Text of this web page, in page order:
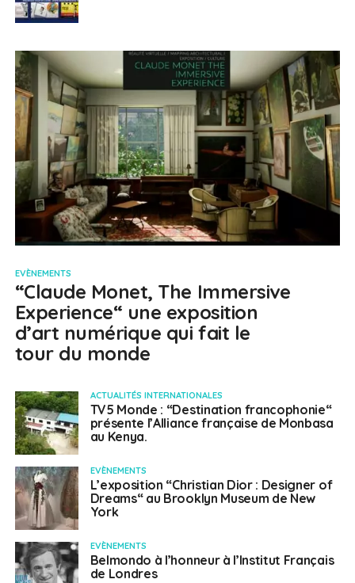
EVÈNEMENTS
“Claude Monet, The Immersive
Experience“ une exposition
d’art numérique qui fait le
tour du monde
ACTUALITÉS INTERNATIONALES
TV5 Monde : “Destination francophonie“
présente l’Alliance française de Monbasa
au Kenya.
EVÈNEMENTS
L’exposition “Christian Dior : Designer of
Dreams“ au Brooklyn Museum de New
York
EVÈNEMENTS
Belmondo à l’honneur à l’Institut Français
de Londres